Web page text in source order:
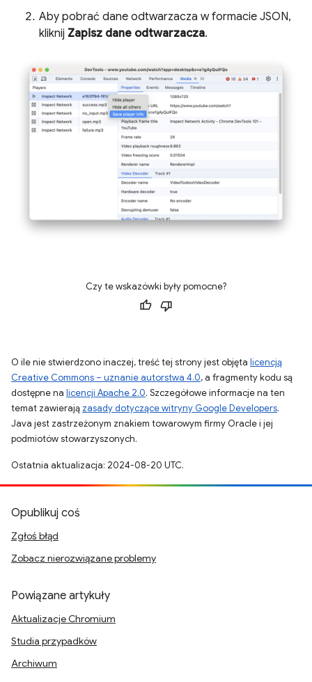
Aby pobrać dane odtwarzacza w formacie JSON,
kliknij Zapisz dane odtwarzacza.
Czy te wskazówki były pomocne?
O ile nie stwierdzono inaczej, treść tej strony jest objęta licencją
Creative Commons – uznanie autorstwa 4.0, a fragmenty kodu są
dostępne na licencji Apache 2.0. Szczegółowe informacje na ten
temat zawierają zasady dotyczące witryny Google Developers.
Java jest zastrzeżonym znakiem towarowym firmy Oracle i jej
podmiotów stowarzyszonych.
Ostatnia aktualizacja: 2024-08-20 UTC.
Opublikuj coś
Zgłoś błąd
Zobacz nierozwiązane problemy
Powiązane artykuły
Aktualizacje Chromium
Studia przypadków
Archiwum